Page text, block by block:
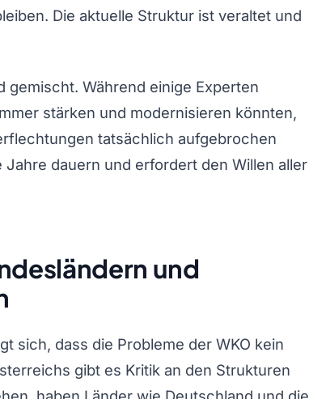
Die aktuelle Struktur ist veraltet und
gemischt. Während einige Experten
stärken und modernisieren könnten,
tatsächlich aufgebrochen
dauern und erfordert den Willen aller
und
sich, dass die Probleme der WKO kein
gibt es Kritik an den Strukturen